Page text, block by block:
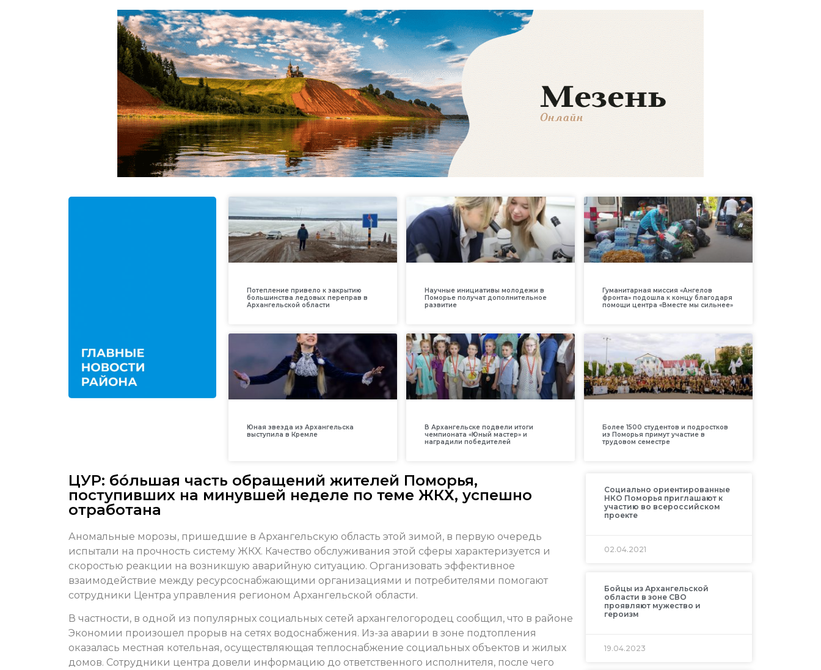
Потепление привело к закрытию
большинства ледовых переправ в
Архангельской области
Научные инициативы молодежи в
Поморье получат дополнительное
развитие
Гуманитарная миссия «Ангелов
фронта» подошла к концу благодаря
помощи центра «Вместе мы сильнее»
Юная звезда из Архангельска
выступила в Кремле
В Архангельске подвели итоги
чемпионата «Юный мастер» и
наградили победителей
Более 1500 студентов и подростков
из Поморья примут участие в
трудовом семестре
ЦУР: бо́льшая часть обращений жителей Поморья,
поступивших на минувшей неделе по теме ЖКХ, успешно
отработана
Аномальные морозы, пришедшие в Архангельскую область этой зимой, в первую очередь
испытали на прочность систему ЖКХ. Качество обслуживания этой сферы характеризуется и
скоростью реакции на возникшую аварийную ситуацию. Организовать эффективное
взаимодействие между ресурсоснабжающими организациями и потребителями помогают
сотрудники Центра управления регионом Архангельской области.
В частности, в одной из популярных социальных сетей архангелогородец сообщил, что в районе
Экономии произошел прорыв на сетях водоснабжения. Из-за аварии в зоне подтопления
оказалась местная котельная, осуществляющая теплоснабжение социальных объектов и жилых
домов. Сотрудники центра довели информацию до ответственного исполнителя, после чего
Социально ориентированные
НКО Поморья приглашают к
участию во всероссийском
проекте
02.04.2021
Бойцы из Архангельской
области в зоне СВО
проявляют мужество и
героизм
19.04.2023